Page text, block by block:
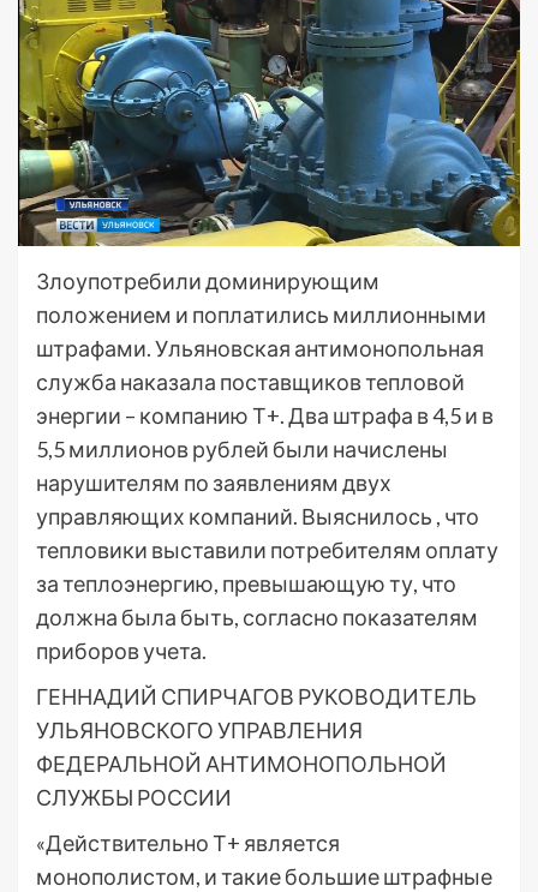
Злоупотребили доминирующим
положением и поплатились миллионными
штрафами. Ульяновская антимонопольная
служба наказала поставщиков тепловой
энергии – компанию Т+. Два штрафа в 4,5 и в
5,5 миллионов рублей были начислены
нарушителям по заявлениям двух
управляющих компаний. Выяснилось , что
тепловики выставили потребителям оплату
за теплоэнергию, превышающую ту, что
должна была быть, согласно показателям
приборов учета.
ГЕННАДИЙ СПИРЧАГОВ РУКОВОДИТЕЛЬ
УЛЬЯНОВСКОГО УПРАВЛЕНИЯ
ФЕДЕРАЛЬНОЙ АНТИМОНОПОЛЬНОЙ
СЛУЖБЫ РОССИИ
«Действительно Т+ является
монополистом, и такие большие штрафные